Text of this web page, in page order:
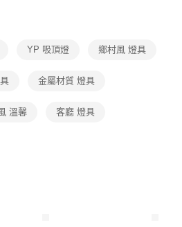
消之訂單仍視為有效，需透過AFTEE先享
享後付 」之結帳頁面顯示為準，若有關於
司提供之「AFTEE先享後付」服務完成之交
覽以下網址：
YP 吸頂燈 鄉村風 燈具
金屬材質 燈具
溫馨 客廳 燈具